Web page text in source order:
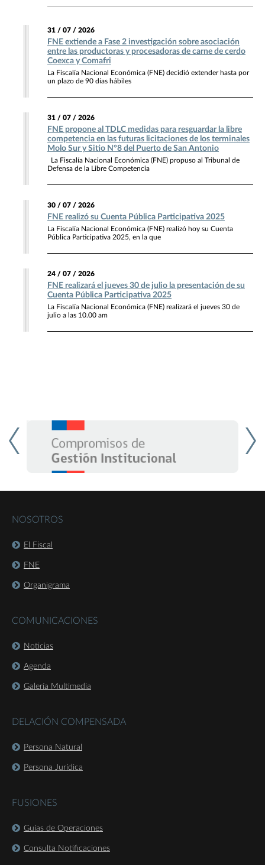
31 / 07 / 2026
FNE extiende a Fase 2 investigación sobre asociación
entre las productoras y procesadoras de carne de cerdo
Coexca y Comafri
La Fiscalía Nacional Económica (FNE) decidió extender hasta por
un plazo de 90 días hábiles
31 / 07 / 2026
FNE propone al TDLC medidas para resguardar la libre
competencia en las futuras licitaciones de los terminales
Molo Sur y Sitio N°8 del Puerto de San Antonio
La Fiscalía Nacional Económica (FNE) propuso al Tribunal de
Defensa de la Libre Competencia
30 / 07 / 2026
FNE realizó su Cuenta Pública Participativa 2025
La Fiscalía Nacional Económica (FNE) realizó hoy su Cuenta
Pública Participativa 2025, en la que
24 / 07 / 2026
FNE realizará el jueves 30 de julio la presentación de su
Cuenta Pública Participativa 2025
La Fiscalía Nacional Económica (FNE) realizará el jueves 30 de
julio a las 10.00 am
NOSOTROS
El Fiscal
FNE
Organigrama
COMUNICACIONES
Noticias
Agenda
Galería Multimedia
DELACIÓN COMPENSADA
Persona Natural
Persona Jurídica
FUSIONES
Guías de Operaciones
Consulta Notificaciones